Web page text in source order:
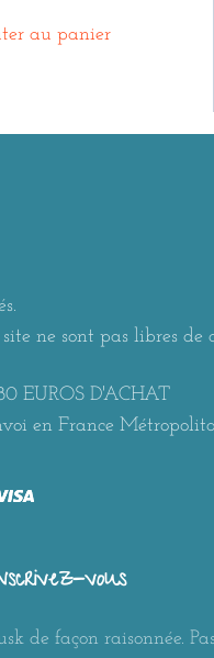
au panier
ne sont pas libres de
EUROS D'ACHAT
en France
vous
de façon raisonnée.